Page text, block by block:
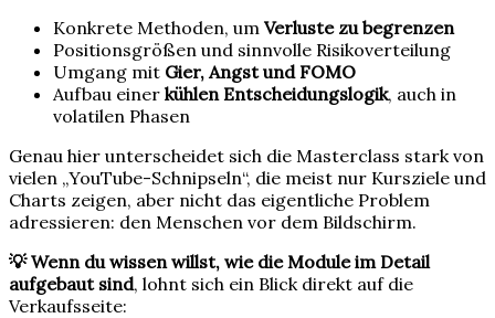
Konkrete Methoden, um Verluste zu begrenzen
Positionsgrößen und sinnvolle Risikoverteilung
Umgang mit Gier, Angst und FOMO
Aufbau einer kühlen Entscheidungslogik, auch in
volatilen Phasen
Genau hier unterscheidet sich die Masterclass stark von
vielen „YouTube-Schnipseln“, die meist nur Kursziele und
Charts zeigen, aber nicht das eigentliche Problem
adressieren: den Menschen vor dem Bildschirm.
💡 Wenn du wissen willst, wie die Module im Detail
aufgebaut sind, lohnt sich ein Blick direkt auf die
Verkaufsseite: